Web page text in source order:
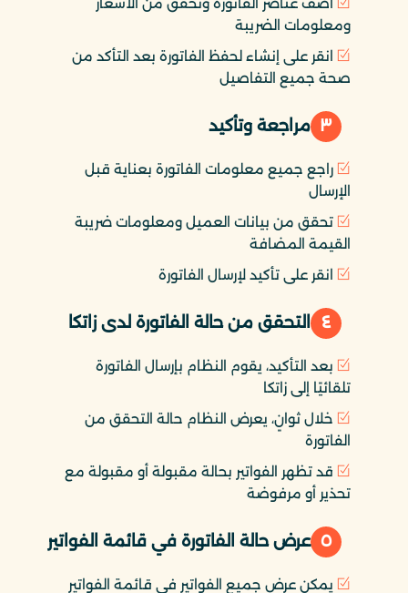
ومعلومات الضريبة
انقر على إنشاء لحفظ الفاتورة بعد التأكد من
صحة جميع التفاصيل
٣ مراجعة وتأكيد
راجع جميع معلومات الفاتورة بعناية قبل
الإرسال
تحقق من بيانات العميل ومعلومات ضريبة
القيمة المضافة
انقر على تأكيد لإرسال الفاتورة
٤ التحقق من حالة الفاتورة لدى زاتكا
بعد التأكيد، يقوم النظام بإرسال الفاتورة
تلقائيًا إلى زاتكا
خلال ثوانٍ، يعرض النظام حالة التحقق من
الفاتورة
قد تظهر الفواتير بحالة مقبولة أو مقبولة مع
تحذير أو مرفوضة
٥ عرض حالة الفاتورة في قائمة الفواتير
يمكن عرض جميع الفواتير في قائمة الفواتير